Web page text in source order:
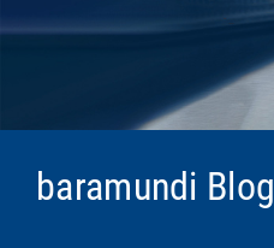
baramundi Blog